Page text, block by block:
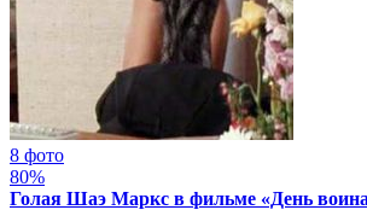
8 фото
80%
Голая Шаэ Маркс в фильме «День